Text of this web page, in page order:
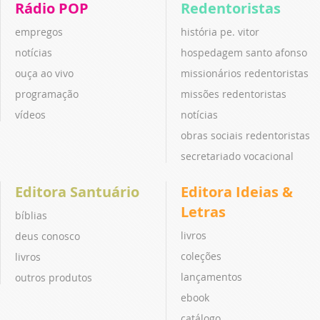
Rádio POP
empregos
notícias
ouça ao vivo
programação
vídeos
Redentoristas
história pe. vitor
hospedagem santo afonso
missionários redentoristas
missões redentoristas
notícias
obras sociais redentoristas
secretariado vocacional
Editora Santuário
bíblias
deus conosco
livros
outros produtos
Editora Ideias &
Letras
livros
coleções
lançamentos
ebook